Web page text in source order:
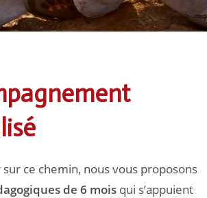
ce chemin, nous vous proposons
de 6 mois qui s’appuient